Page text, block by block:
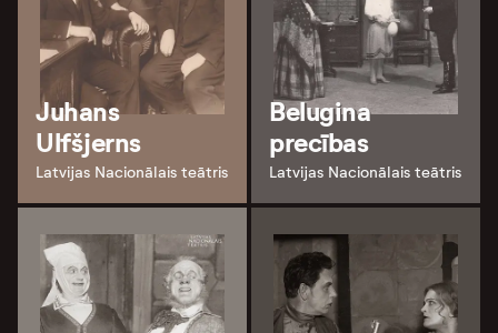
Juhans
Ulfšjerns
Latvijas Nacionālais teātris
Belugina
precības
Latvijas Nacionālais teātris